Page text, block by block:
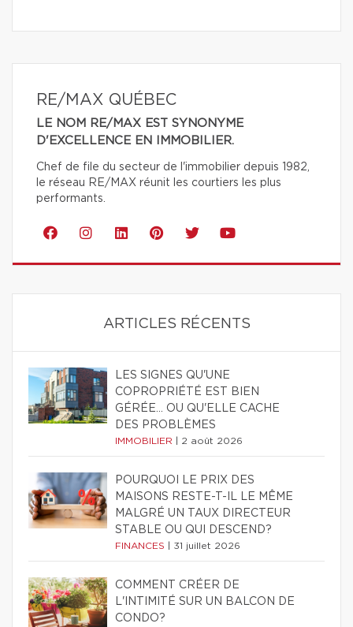
RE/MAX QUÉBEC
LE NOM RE/MAX EST SYNONYME
D'EXCELLENCE EN IMMOBILIER.
Chef de file du secteur de l'immobilier depuis 1982,
le réseau RE/MAX réunit les courtiers les plus
performants.
ARTICLES RÉCENTS
LES SIGNES QU'UNE
COPROPRIÉTÉ EST BIEN
GÉRÉE… OU QU'ELLE CACHE
DES PROBLÈMES
IMMOBILIER 2 août 2026
POURQUOI LE PRIX DES
MAISONS RESTE-T-IL LE MÊME
MALGRÉ UN TAUX DIRECTEUR
STABLE OU QUI DESCEND?
FINANCES 31 juillet 2026
COMMENT CRÉER DE
L'INTIMITÉ SUR UN BALCON DE
CONDO?